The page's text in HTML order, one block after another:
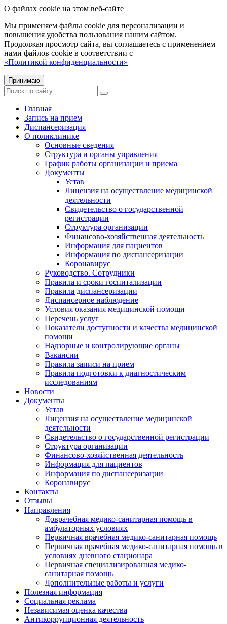
О файлах cookie на этом веб-сайте
Мы применяем файлы cookie для персонализации и
повышения удобства пользования нашим сайтом.
Продолжая просмотр сайта, вы соглашаетесь с применением
нами файлов cookie в соответствии с
«Политикой конфиденциальности»
Принимаю
Главная
Запись на прием
Диспансеризация
О поликлинике
Основные сведения
Структура и органы управления
График работы организации и приема
Документы
Устав
Лицензия на осуществление медицинской
деятельности
Свидетельство о государственной
регистрации
Структура организации
Финансово-хозяйственная деятельность
Информация для пациентов
Информация по диспансеризации
Коронавирус
Руководство. Сотрудники
Правила и сроки госпитализации
Правила диспансеризации
Диспансерное наблюдение
Условия оказания медицинской помощи
Перечень услуг
Показатели доступности и качества медицинской
помощи
Надзорные и контролирующие органы
Вакансии
Правила записи на прием
Правила подготовки к диагностическим
исследованиям
Новости
Документы
Устав
Лицензия на осуществление медицинской
деятельности
Свидетельство о государственной регистрации
Структура организации
Финансово-хозяйственная деятельность
Информация для пациентов
Информация по диспансеризации
Коронавирус
Контакты
Отзывы
Направления
Доврачебная медико-санитарная помощь в
амбулаторных условиях
Первичная врачебная медико-санитарная помощь
Первичная врачебная медико-санитарная помощь в
условиях дневного стационара
Первичная специализированная медико-
санитарная помощь
Дополнительные работы и услуги
Полезная информация
Социальная реклама
Независимая оценка качества
Антикоррупционная деятельность